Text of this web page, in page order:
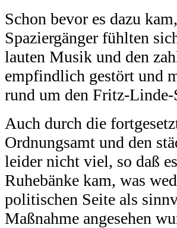
Schon bevor es dazu
Spaziergänger fühlten
lauten Musik und den
empfindlich gestört und
rund um den Fritz-Linde-
Auch durch die
Ordnungsamt und den
leider nicht viel, so daß
Ruhebänke kam, was
politischen Seite als
Maßnahme angesehen